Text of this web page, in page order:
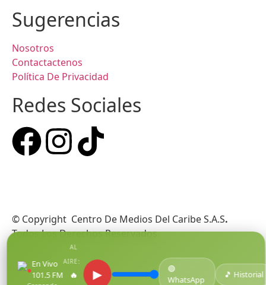
●
En Vivo
101.5 FM
AL
AIRE:
🔥
▶
🟢
WhatsApp
🎵 Historial
Sugerencias
Nosotros
Contactactenos
Política De Privacidad
Redes Sociales
© Copyright Centro De Medios Del Caribe S.A.S.
Todos Los Derechos Reservados.